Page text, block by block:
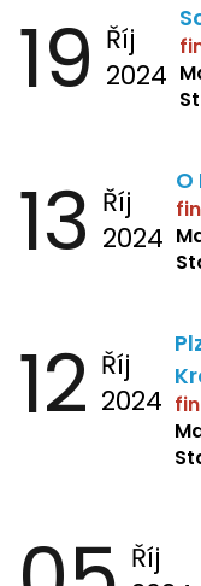
19 Říj
2024
13 Říj
2024
12 Říj
2024
Říj